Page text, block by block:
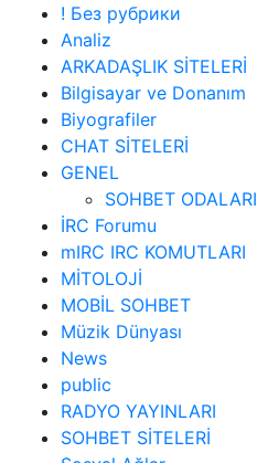
! Без рубрики
Analiz
ARKADAŞLIK SİTELERİ
Bilgisayar ve Donanım
Biyografiler
CHAT SİTELERİ
GENEL
SOHBET ODALARI
İRC Forumu
mIRC IRC KOMUTLARI
MİTOLOJİ
MOBİL SOHBET
Müzik Dünyası
News
public
RADYO YAYINLARI
SOHBET SİTELERİ